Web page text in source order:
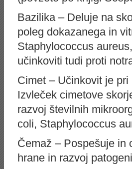
Bazilika – Deluje na
poleg dokazanega in
Staphylococcus
učinkoviti tudi proti
Cimet – Učinkovit je
Izvleček cimetove
razvoj številnih
coli, Staphylococcus
Čemaž – Pospešuje in
hrane in razvoj